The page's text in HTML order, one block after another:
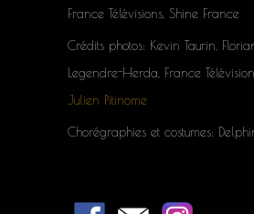
France Télévisions, Shine France
Crédits photos: Kevin Taurin,
Legendre-Herda, France
Julien Pitinome
Chorégraphies et costumes: